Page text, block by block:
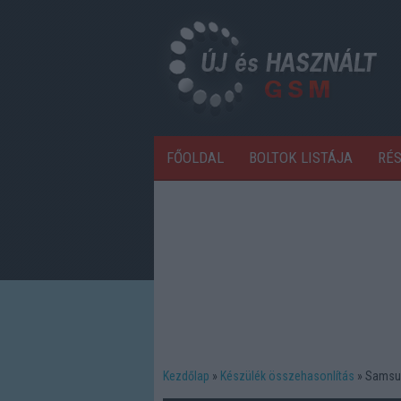
FŐOLDAL BOLTOK LISTÁJA
Kezdőlap Készülék összehasonlítás